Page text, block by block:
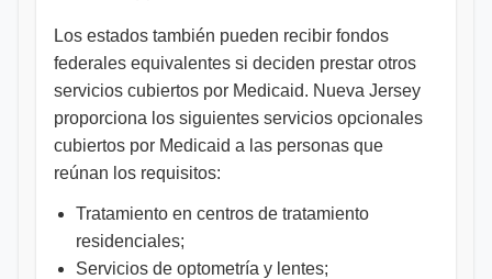
Los estados también pueden recibir fondos
federales equivalentes si deciden prestar otros
servicios cubiertos por Medicaid. Nueva Jersey
proporciona los siguientes servicios opcionales
cubiertos por Medicaid a las personas que
reúnan los requisitos:
Tratamiento en centros de tratamiento
residenciales;
Servicios de optometría y lentes;